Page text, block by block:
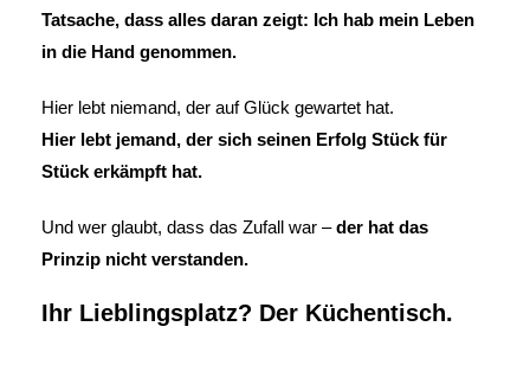
Tatsache, dass alles daran zeigt: Ich hab mein Leben
in die Hand genommen.
Hier lebt niemand, der auf Glück gewartet hat.
Hier lebt jemand, der sich seinen Erfolg Stück für
Stück erkämpft hat.
Und wer glaubt, dass das Zufall war –der hat das
Prinzip nicht verstanden.
Ihr Lieblingsplatz? Der Küchentisch.